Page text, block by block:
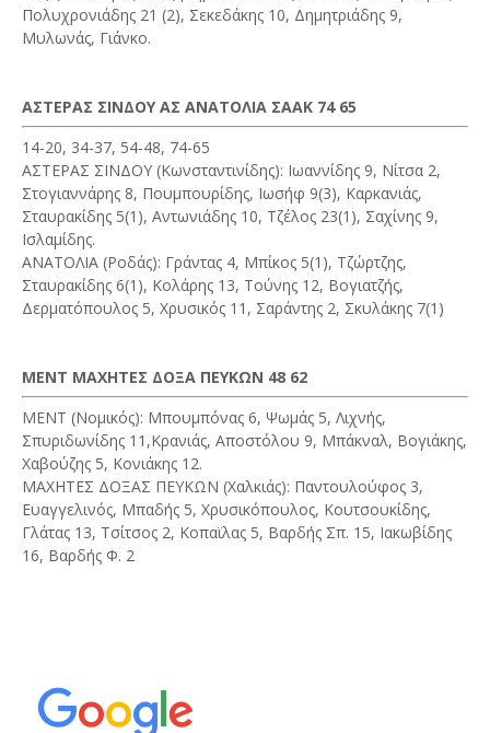
Πολυχρονιάδης 21 (2), Σεκεδάκης 10, Δημητριάδης 9,
Μυλωνάς, Γιάνκο.
ΑΣΤΕΡΑΣ ΣΙΝΔΟΥ ΑΣ ΑΝΑΤΟΛΙΑ ΣΑΑΚ 74 65
14-20, 34-37, 54-48, 74-65
ΑΣΤΕΡΑΣ ΣΙΝΔΟΥ (Κωνσταντινίδης): Ιωαννίδης 9, Νίτσα 2,
Στογιαννάρης 8, Πουμπουρίδης, Ιωσήφ 9(3), Καρκανιάς,
Σταυρακίδης 5(1), Αντωνιάδης 10, Τζέλος 23(1), Σαχίνης 9,
Ισλαμίδης.
ΑΝΑΤΟΛΙΑ (Ροδάς): Γράντας 4, Μπίκος 5(1), Τζώρτζης,
Σταυρακίδης 6(1), Κολάρης 13, Τούνης 12, Βογιατζής,
Δερματόπουλος 5, Χρυσικός 11, Σαράντης 2, Σκυλάκης 7(1)
ΜΕΝΤ ΜΑΧΗΤΕΣ ΔΟΞΑ ΠΕΥΚΩΝ 48 62
ΜΕΝΤ (Νομικός): Μπουμπόνας 6, Ψωμάς 5, Λιχνής,
Σπυριδωνίδης 11,Κρανιάς, Αποστόλου 9, Μπάκναλ, Βογιάκης,
Χαβούζης 5, Κονιάκης 12.
ΜΑΧΗΤΕΣ ΔΟΞΑΣ ΠΕΥΚΩΝ (Χαλκιάς): Παντουλούφος 3,
Ευαγγελινός, Μπαδής 5, Χρυσικόπουλος, Κουτσουκίδης,
Γλάτας 13, Τσίτσος 2, Κοπαϊλας 5, Βαρδής Σπ. 15, Ιακωβίδης
16, Βαρδής Φ. 2